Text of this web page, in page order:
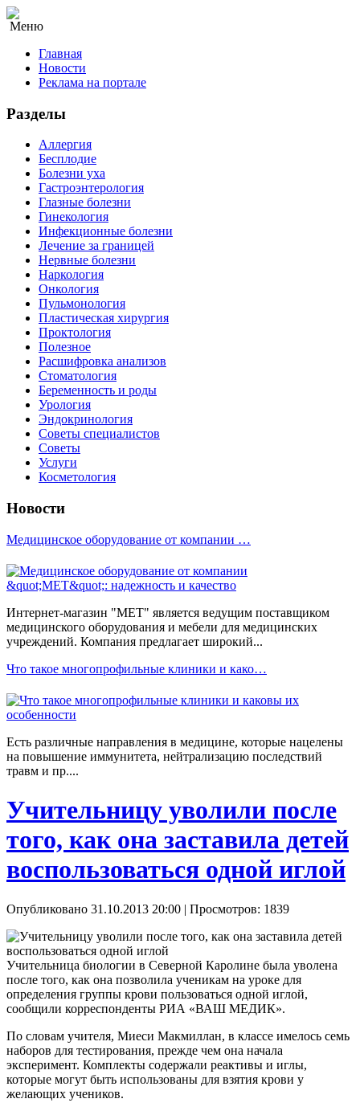
Меню
Главная
Новости
Реклама на портале
Разделы
Аллергия
Бесплодие
Болезни уха
Гастроэнтерология
Глазные болезни
Гинекология
Инфекционные болезни
Лечение за границей
Нервные болезни
Наркология
Онкология
Пульмонология
Пластическая хирургия
Проктология
Полезное
Расшифровка анализов
Стоматология
Беременность и роды
Урология
Эндокринология
Советы специалистов
Советы
Услуги
Косметология
Новости
Медицинское оборудование от компании …
Интернет-магазин "МЕТ" является ведущим поставщиком
медицинского оборудования и мебели для медицинских
учреждений. Компания предлагает широкий...
Что такое многопрофильные клиники и како…
Есть различные направления в медицине, которые нацелены
на повышение иммунитета, нейтрализацию последствий
травм и пр....
Учительницу уволили после
того, как она заставила детей
воспользоваться одной иглой
Опубликовано 31.10.2013 20:00 | Просмотров: 1839
Учительница биологии в Северной Каролине была уволена
после того, как она позволила ученикам на уроке для
определения группы крови пользоваться одной иглой,
сообщили корреспонденты РИА «ВАШ МЕДИК».
По словам учителя, Миеси Макмиллан, в классе имелось семь
наборов для тестирования, прежде чем она начала
эксперимент. Комплекты содержали реактивы и иглы,
которые могут быть использованы для взятия крови у
желающих учеников.